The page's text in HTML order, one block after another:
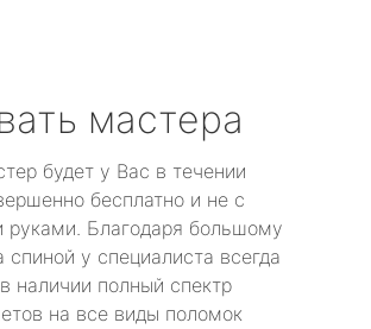
мастера
будет у Вас в течении
бесплатно и не с
руками. Благодаря большому
спиной у специалиста всегда
наличии полный спектр
на все виды поломок